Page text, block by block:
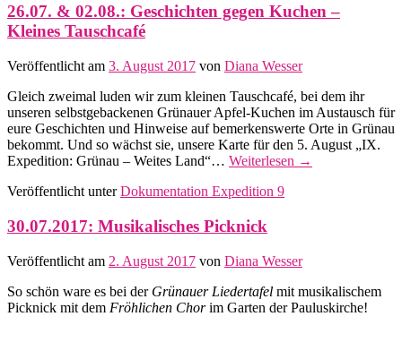
26.07. & 02.08.: Geschichten gegen Kuchen –
Kleines Tauschcafé
Veröffentlicht am 3. August 2017 von Diana Wesser
Gleich zweimal luden wir zum kleinen Tauschcafé, bei dem ihr
unseren selbstgebackenen Grünauer Apfel-Kuchen im Austausch für
eure Geschichten und Hinweise auf bemerkenswerte Orte in Grünau
bekommt. Und so wächst sie, unsere Karte für den 5. August „IX.
Expedition: Grünau – Weites Land“… Weiterlesen →
Veröffentlicht unter Dokumentation Expedition 9
30.07.2017: Musikalisches Picknick
Veröffentlicht am 2. August 2017 von Diana Wesser
So schön ware es bei der Grünauer Liedertafel mit musikalischem
Picknick mit dem Fröhlichen Chorim Garten der Pauluskirche!